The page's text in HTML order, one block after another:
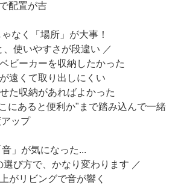
配置が吉
なく「場所」が大事！
、使いやすさが段違い ／
ビーカーを収納したかった
遠くて取り出しにくい
た収納があればよかった
にあると便利か"まで踏み込んで一緒
ップ
」が気になった...
選び方で、かなり変わります ／
がリビングで音が響く